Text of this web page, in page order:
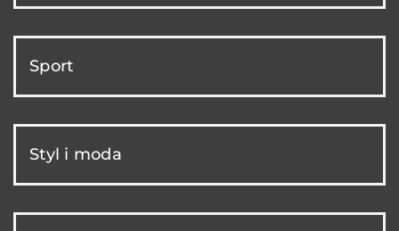
Sport
Styl i moda